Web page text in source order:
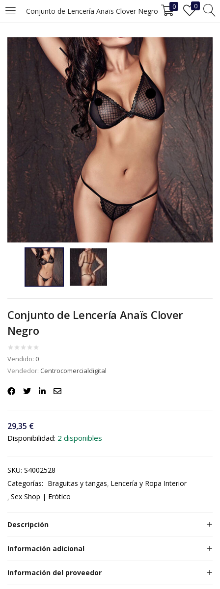
Conjunto de Lencería Anaïs Clover Negro 0 0
INICIAR SESIÓN REGISTRO
Ingrese su nombre de usuario y contraseña para iniciar sesión.
Recuérdame
Iniciar Sesión
¿Ha perdido la contraseña?
Conjunto de Lencería Anaïs Clover
Negro
Vendido: 0
Vendedor: Centrocomercialdigital
29,35 €
Disponibilidad: 2 disponibles
SKU: S4002528
Categorías: Braguitas y tangas Lencería y Ropa Interior
Sex Shop | Erótico
Descripción
Información adicional
Información del proveedor